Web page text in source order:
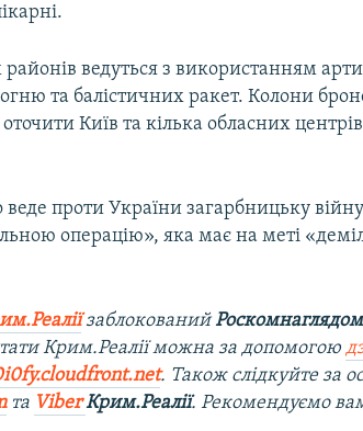
ведуться з використанням
та балістичних ракет. Колони
Київ та кілька обласних
проти України загарбницьку війну
операцію», яка має на меті
заблокований
Крим.Реалії можна за допомогою
. Також слідкуйте за
та ViberКрим.Реалії. Рекомендуємо